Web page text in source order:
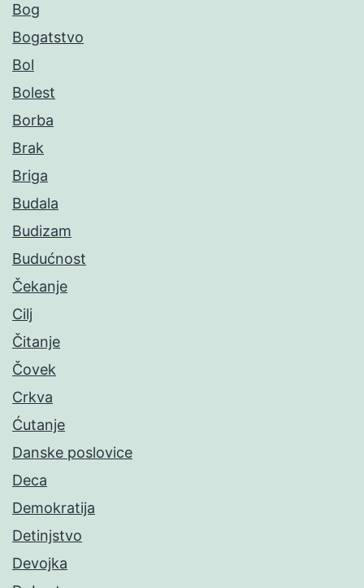
Bog
Bogatstvo
Bol
Bolest
Borba
Brak
Briga
Budala
Budizam
Budućnost
Čekanje
Cilj
Čitanje
Čovek
Crkva
Ćutanje
Danske poslovice
Deca
Demokratija
Detinjstvo
Devojka